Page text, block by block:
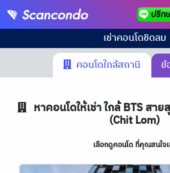
เช่าคอนโดชิดลม
คอนโดใกล้สถานี
ข้
หาคอนโดให้เช่า ใกล้ BTS สา
(Chit Lom)
เลือกดูคอนโด ที่คุณสนใจ